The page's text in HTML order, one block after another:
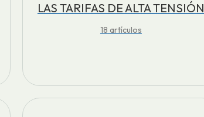
LAS TARIFAS DE ALTA TENSIÓN
18 artículos